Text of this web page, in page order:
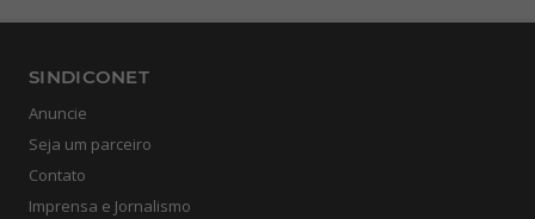
SINDICONET
Anuncie
Seja um parceiro
Contato
Imprensa e Jornalismo